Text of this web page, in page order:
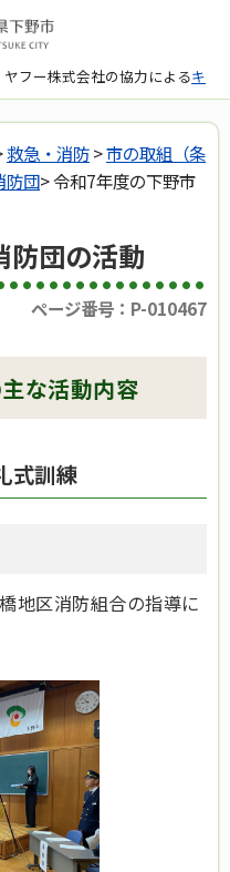
フー株式会社の協力によるキ
救急・消防>市の取組（条
防団> 令和7年度の下野市
防団の活動
ページ番号：P-010467
な活動内容
式訓練
地区消防組合の指導に